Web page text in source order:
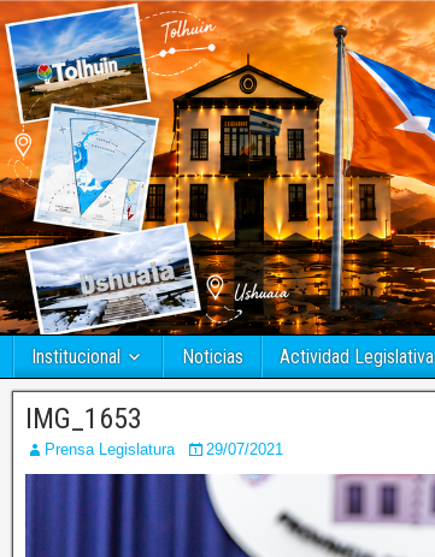
Institucional Noticias Actividad Legislativa
IMG_1653
Prensa Legislatura 29/07/2021